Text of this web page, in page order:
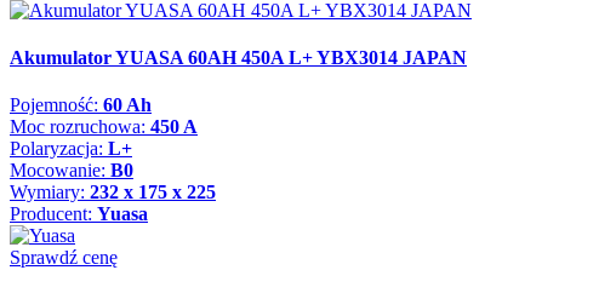
Akumulator YUASA 60AH 450A L+ YBX3014 JAPAN
Pojemność: 60 Ah
Moc rozruchowa: 450 A
Polaryzacja: L+
Mocowanie: B0
Wymiary: 232 x 175 x 225
Producent: Yuasa
Sprawdź cenę